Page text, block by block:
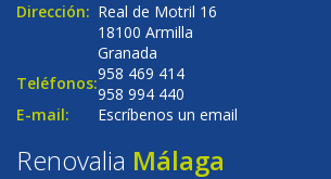
Dirección: Real de Motril 16
18100 Armilla
Granada
Teléfonos:958 469 414
958 994 440
E-mail:
Escríbenos un email
Renovalia Málaga